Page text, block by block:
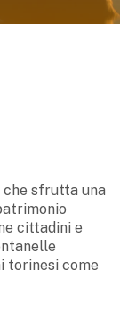
sfrutta una
cittadini e
torinesi come